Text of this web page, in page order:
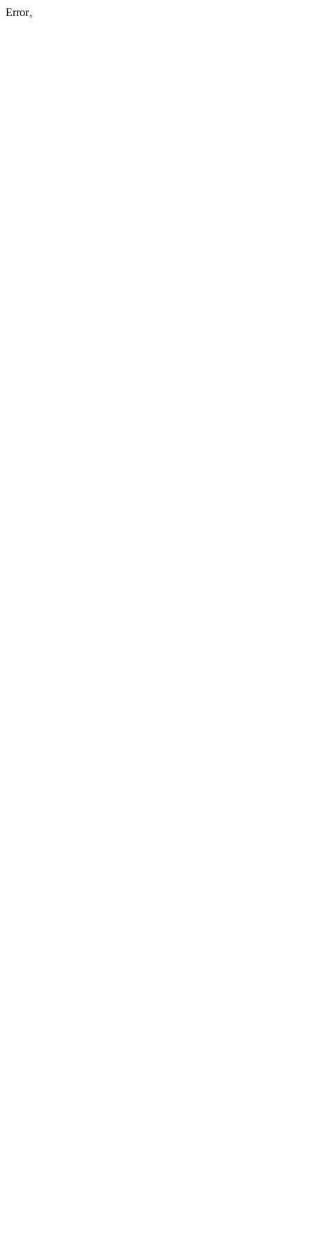
Error。